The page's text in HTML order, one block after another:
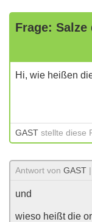
Frage:
Hi, wie heißen
GAST stellte diese
Antwort von GAST
und
wieso heißt die